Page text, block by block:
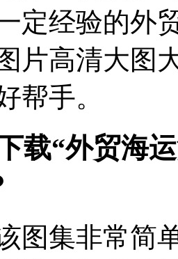
定经验的外
片高清大图
帮手。
载“外贸海
图集非常简